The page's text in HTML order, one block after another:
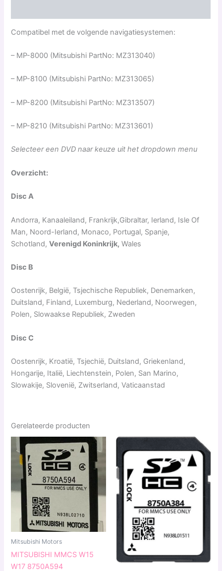
Compatibel met de volgende navigatiesystemen:
– MP-8000 (Mitsubishi PartNo: MZ313040)
– MP-8100 (Mitsubishi PartNo: MZ313065)
– MP-8200 (Mitsubishi PartNo: MZ313507)
– MP-8210 (Mitsubishi PartNo: MZ313601)
Selecteer een DVD naar keuze uit het dropdown menu
Overzicht:
Disc A
Andorra, Kanaaleiland, Frankrijk,Gibraltar, Ierland, Isle Of
Man, Noord-Ierland, Monaco, Portugal, Spanje,
Schotland,Verenigd Koninkrijk, Wales
Disc B
Oostenrijk, België, Tsjechische Republiek, Denemarken,
Duitsland, Finland, Luxemburg, Nederland, Noorwegen,
Polen, Slowaakse Republiek, Zweden
Disc C
Oostenrijk, Kroatië, Tsjechië, Duitsland, Griekenland,
Hongarije, Italië, Liechtenstein, Polen, San Marino,
Slowakije, Slovenië, Zwitserland, Vaticaanstad
Gerelateerde producten
Mitsubishi Motors
MITSUBISHI MMCS W15
W17 8750A594